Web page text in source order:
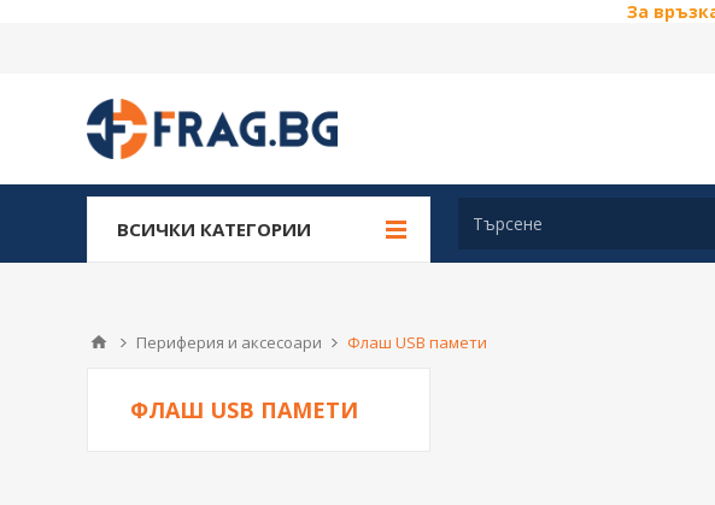
За
ВСИЧКИ КАТЕГОРИИ
Периферия и аксесоари Флаш USB памети
ФЛАШ USB ПАМЕТИ